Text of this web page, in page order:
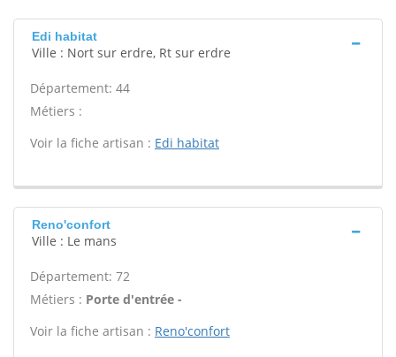
Edi habitat
Ville : Nort sur erdre, Rt sur erdre
Département: 44
Métiers :
Voir la fiche artisan : Edi habitat
Reno'confort
Ville : Le mans
Département: 72
Métiers : Porte d'entrée -
Voir la fiche artisan : Reno'confort